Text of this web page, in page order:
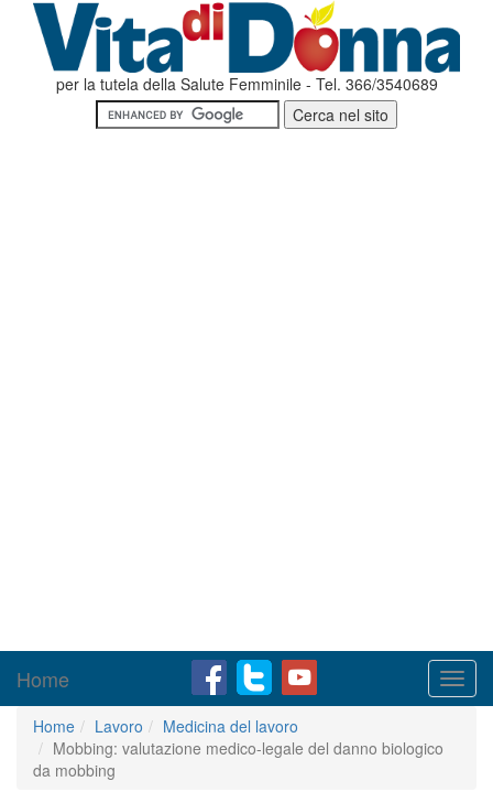
per la tutela della Salute Femminile - Tel. 366/3540689
Home
Home Lavoro
Medicina del lavoro
Mobbing: valutazione medico-legale del danno biologico
da mobbing